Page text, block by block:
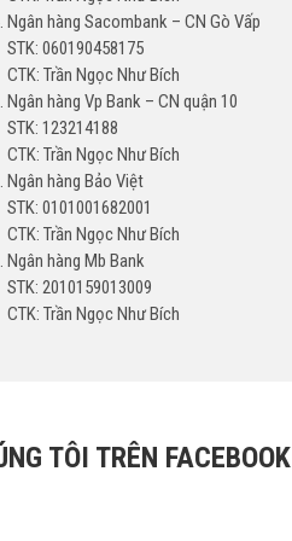
Ngân hàng Sacombank – CN Gò Vấp
STK: 060190458175
CTK: Trần Ngọc Như Bích
Ngân hàng Vp Bank – CN quận 10
STK: 123214188
CTK: Trần Ngọc Như Bích
Ngân hàng Bảo Việt
STK: 0101001682001
CTK: Trần Ngọc Như Bích
Ngân hàng Mb Bank
STK: 2010159013009
CTK: Trần Ngọc Như Bích
TÔI TRÊN FACEBOOK